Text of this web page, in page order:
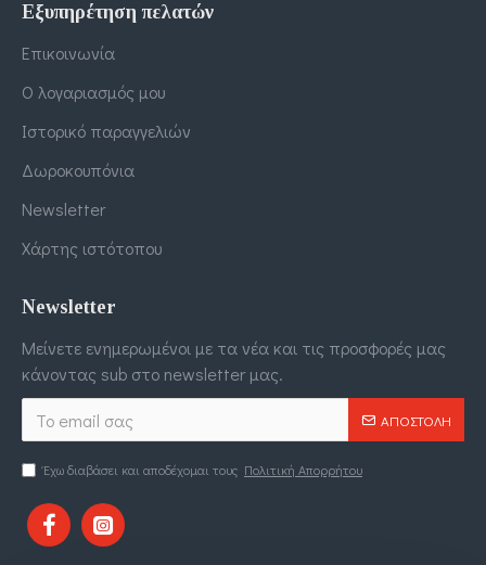
Εξυπηρέτηση πελατών
Επικοινωνία
Ο λογαριασμός μου
Ιστορικό παραγγελιών
Δωροκουπόνια
Newsletter
Χάρτης ιστότοπου
Newsletter
Μείνετε ενημερωμένοι με τα νέα και τις προσφορές μας
κάνοντας sub στο newsletter μας.
ΑΠΟΣΤΟΛΉ
Έχω διαβάσει και αποδέχομαι τους Πολιτική Απορρήτου